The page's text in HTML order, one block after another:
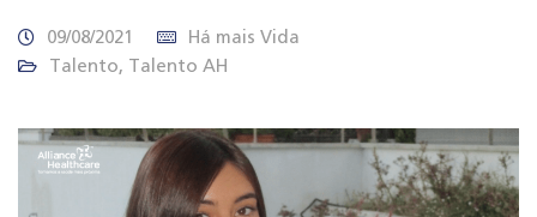
09/08/2021
Há mais Vida
Talento, Talento AH